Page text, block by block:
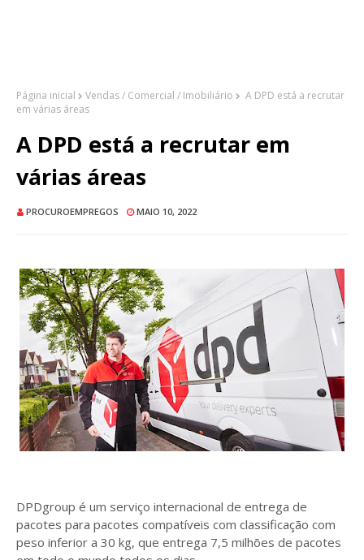
Página inicial Vendas / Comercial / Imobiliário
A DPD está a recrutar
em várias áreas
A DPD está a recrutar em
várias áreas
PROCUROEMPREGOS MAIO 10, 2022
DPDgroup é um serviço internacional de entrega de
pacotes para pacotes compatíveis com classificação com
peso inferior a 30 kg, que entrega 7,5 milhões de pacotes